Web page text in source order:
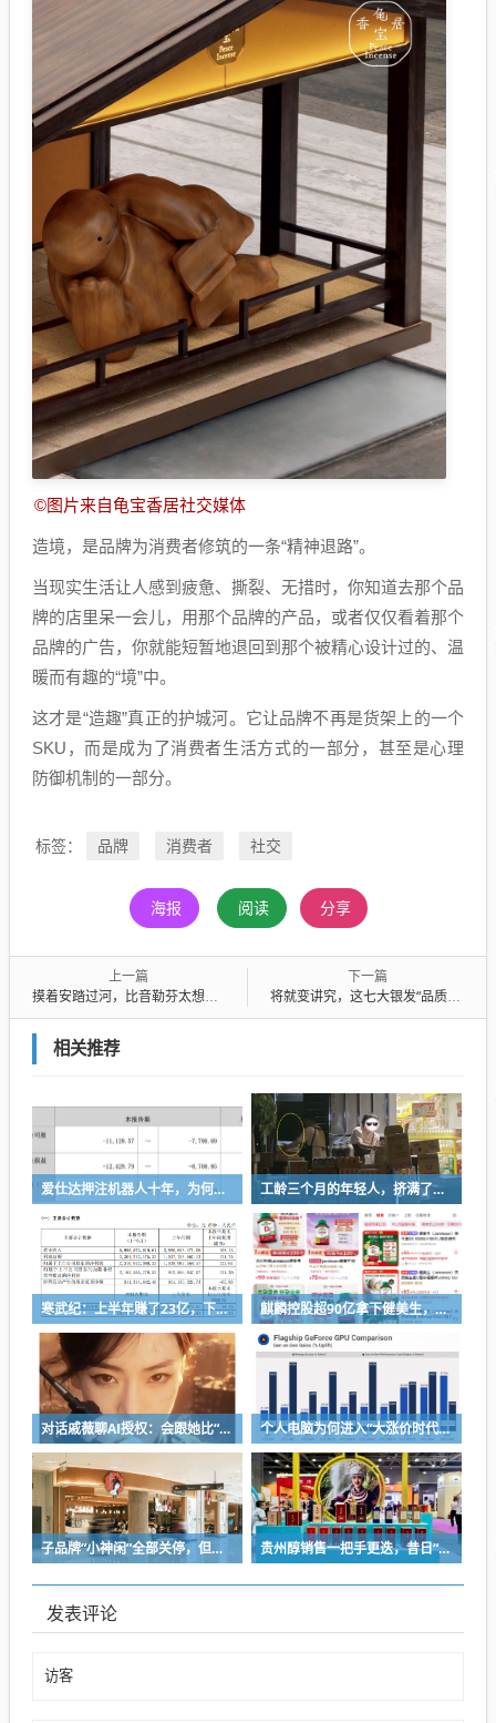
©图片来自龟宝香居社交媒体
造境，是品牌为消费者修筑的一条“精神退路”。
当现实生活让人感到疲惫、撕裂、无措时，你知道去那个品
牌的店里呆一会儿，用那个品牌的产品，或者仅仅看着那个
品牌的广告，你就能短暂地退回到那个被精心设计过的、温
暖而有趣的“境”中。
这才是“造趣”真正的护城河。它让品牌不再是货架上的一个
SKU，而是成为了消费者生活方式的一部分，甚至是心理
防御机制的一部分。
标签： 品牌 消费者 社交
海报 阅读 分享
上一篇
摸着安踏过河，比音勒芬太想有一个自己的始祖鸟了
下一篇
将就变讲究，这七大银发“品质消费”正在爆发
相关推荐
爱仕达押注机器人十年，为何陷入亏损困局？ 工龄三个月的年轻人，挤满了折扣零食店
寒武纪：上半年赚了23亿，下半年要看交付 麒麟控股超90亿拿下健美生，为何超300亿资本一周内“疯抢”VMS？
对话戚薇聊AI授权：会跟她比“演技”，都市甜宠留给我来演 个人电脑为何进入“大涨价时代”？
子品牌“小神闲”全部关停，但茶颜悦色的扩张还在提速 贵州醇销售一把手更迭，昔日“网红酒企”的气质变了
发表评论